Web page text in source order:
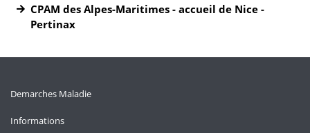
CPAM des Alpes-Maritimes - accueil de Nice -
Pertinax
Demarches Maladie
Informations